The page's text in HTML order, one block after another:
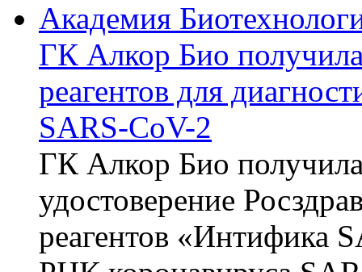
Академия
ГК Алкор Био
реагентов для
SARS-CoV-2
ГК Алкор Био
удостоверение
реагентов «Интифика